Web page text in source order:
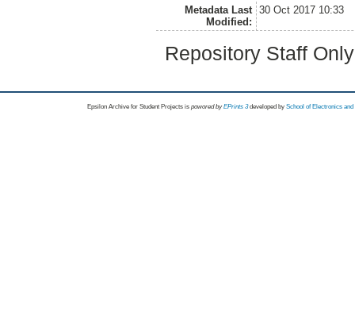
Metadata Last
Modified:
30 Oct 2017 10:33
Repository Staff
Epsilon Archive for Student Projects is powored byEPrints 3 developed by School of Electronics